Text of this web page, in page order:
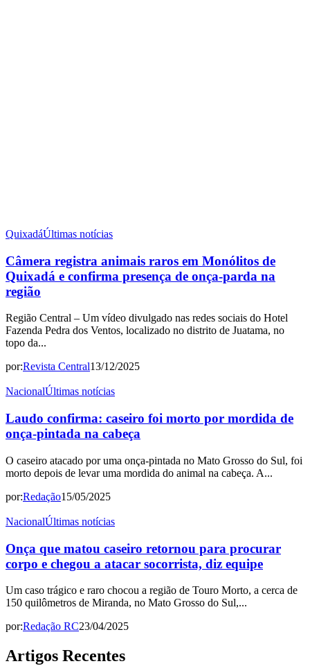
QuixadáÚltimas notícias
Câmera registra animais raros em Monólitos de
Quixadá e confirma presença de onça-parda na
região
Região Central – Um vídeo divulgado nas redes sociais do Hotel
Fazenda Pedra dos Ventos, localizado no distrito de Juatama, no
topo da...
por:Revista Central13/12/2025
NacionalÚltimas notícias
Laudo confirma: caseiro foi morto por mordida de
onça-pintada na cabeça
O caseiro atacado por uma onça-pintada no Mato Grosso do Sul, foi
morto depois de levar uma mordida do animal na cabeça. A...
por:Redação15/05/2025
NacionalÚltimas notícias
Onça que matou caseiro retornou para procurar
corpo e chegou a atacar socorrista, diz equipe
Um caso trágico e raro chocou a região de Touro Morto, a cerca de
150 quilômetros de Miranda, no Mato Grosso do Sul,...
por:Redação RC23/04/2025
Artigos Recentes